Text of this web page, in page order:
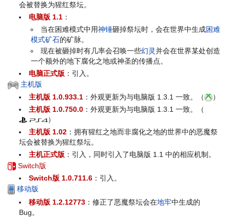
会被替换为猩红祭坛。
电脑版 1.1 ：
当在困难模式中用神锤砸掉祭坛时，会在世界中生成困难
模式矿石的矿脉。
现在被砸掉时有几率会召唤一些幻灵并会在世界某处创造
一个额外的地下腐化之地或神圣的传播点。
电脑正式版 ：引入。
主机版
主机版 1.0.933.1 ：外观更新为与电脑版 1.3.1 一致。（
）
主机版 1.0.750.0 ：外观更新为与电脑版 1.3.1 一致。（
）
主机版 1.02 ：拥有猩红之地而非腐化之地的世界中的恶魔祭
坛会被替换为猩红祭坛。
主机正式版 ：引入，同时引入了电脑版 1.1 中的相应机制。
Switch版
Switch版 1.0.711.6 ：引入。
移动版
移动版 1.2.12773 ：修正了恶魔祭坛会在地牢中生成的
Bug。